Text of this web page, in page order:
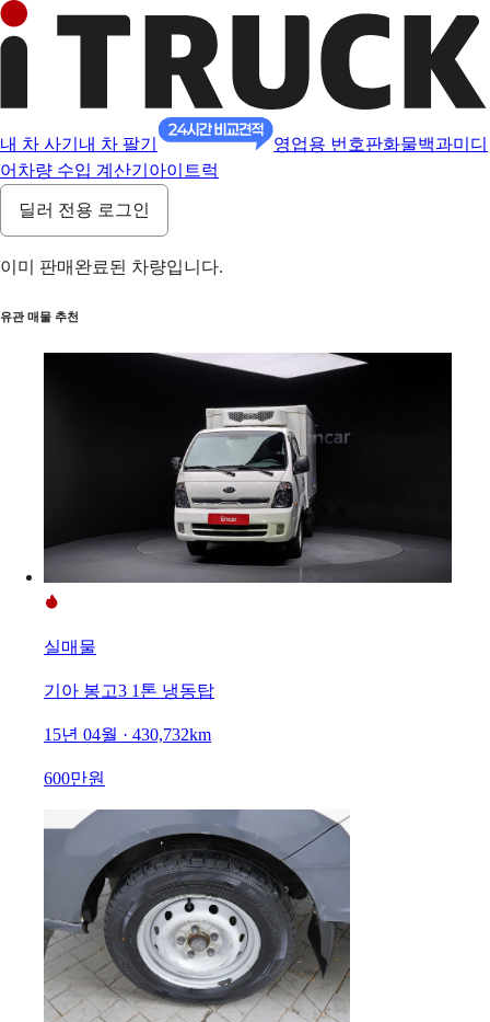
내 차 사기 내 차 팔기 영업용 번호판화물백과미디
어 차량 수입 계산기 아이트럭
딜러 전용 로그인
이미 판매완료된 차량입니다.
유관 매물 추천
실매물
기아 봉고3 1톤 냉동탑
15년 04월 · 430,732km
600만원